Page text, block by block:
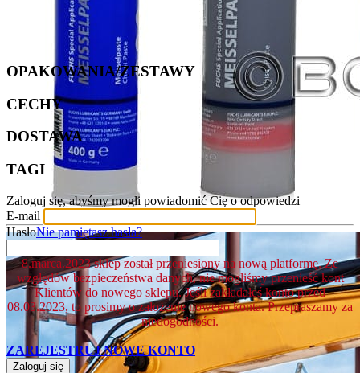
OPAKOWANIA/ZESTAWY
CECHY
DOSTAWA
TAGI
Zaloguj się, abyśmy mogli powiadomić Cię o odpowiedzi
E-mail
HasłoNie pamiętasz hasła?
8.marca.2023 sklep został przeniesiony na nową platformę. Ze
względów bezpieczeństwa danych, nie mogliśmy przenieść kont
Klientów do nowego sklepu. Jeśli zakładałeś konto przed
08.03.2023, to prosimy o założenie nowego konta. Przepraszamy za
niedogodności.
ZAREJESTRUJ NOWE KONTO
Zaloguj się